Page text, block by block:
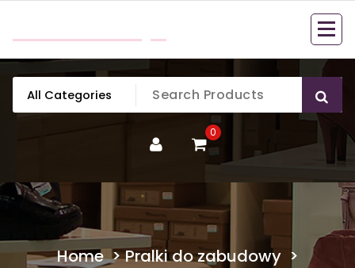
content
0
Home>Pralki do zabudowy >